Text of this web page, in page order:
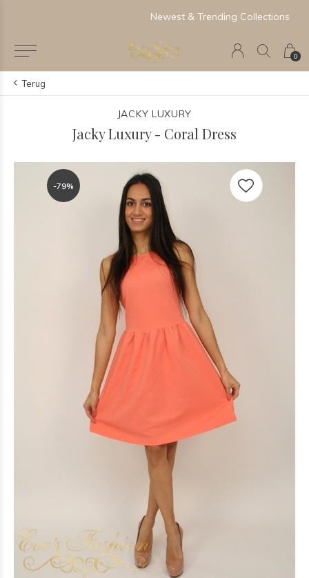
0
Newest & Trending Collections
Terug
JACKY LUXURY
Jacky Luxury - Coral Dress
-79%